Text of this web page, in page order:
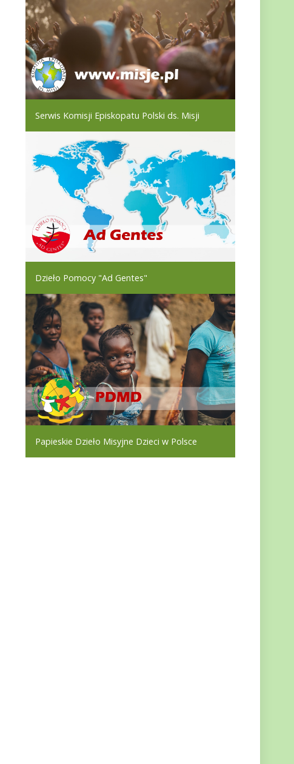
Serwis Komisji Episkopatu Polski ds. Misji
Dzieło Pomocy "Ad Gentes"
Papieskie Dzieło Misyjne Dzieci w Polsce